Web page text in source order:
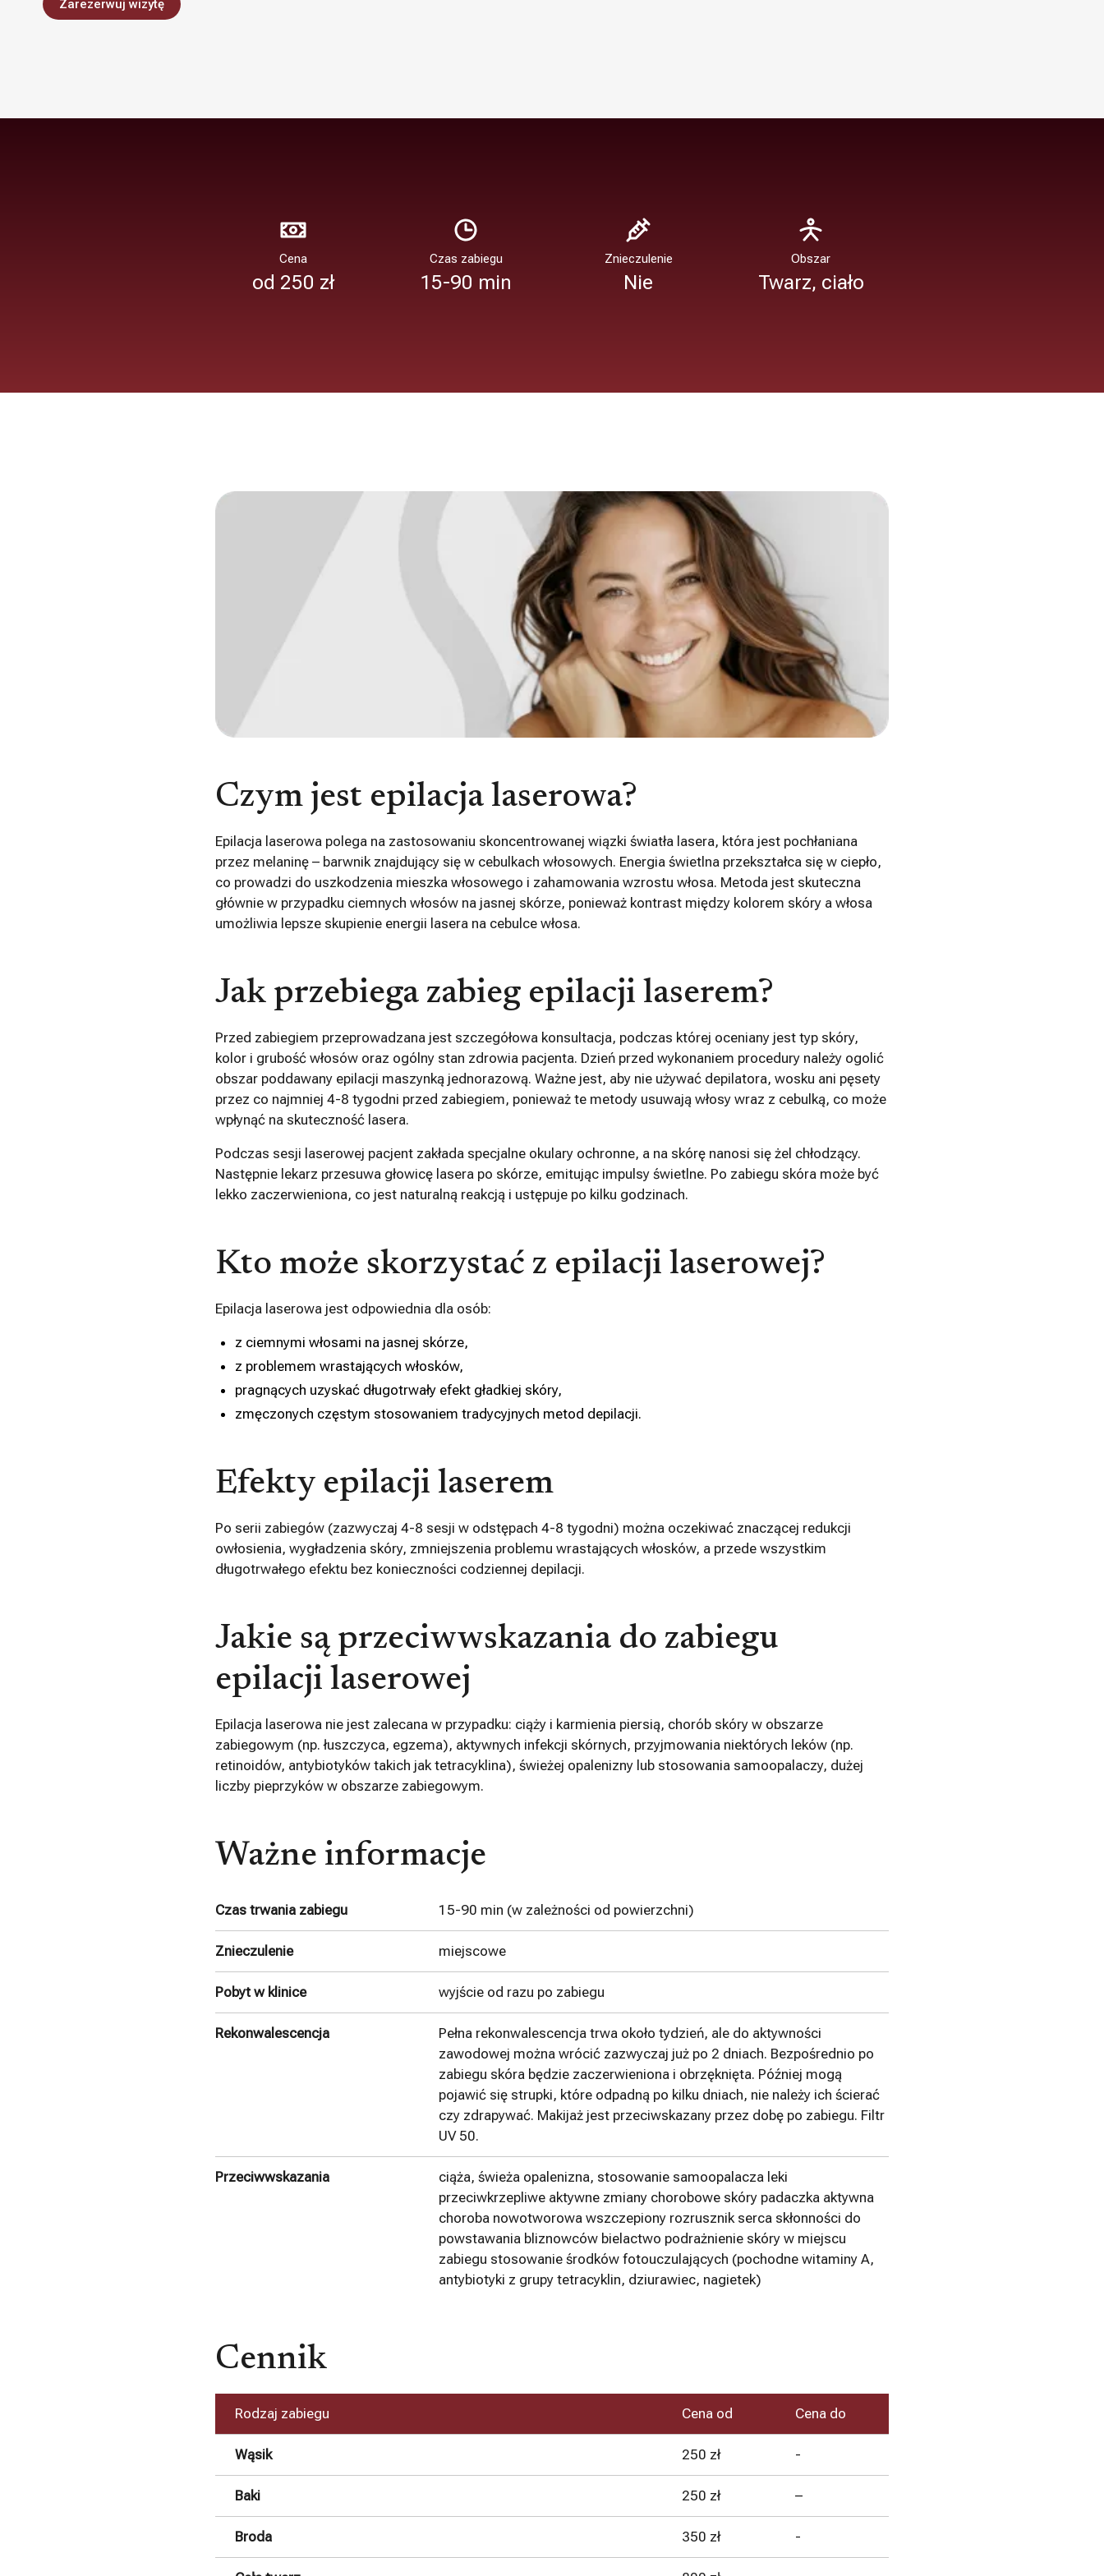
Zarezerwuj wizytę
Cena
od 250 zł
Czas zabiegu
15-90 min
Znieczulenie
Nie
Obszar
Twarz, ciało
Czym jest epilacja laserowa?
Epilacja laserowa polega na zastosowaniu skoncentrowanej wiązki światła lasera, która jest pochłaniana
przez melaninę – barwnik znajdujący się w cebulkach włosowych. Energia świetlna przekształca się w ciepło,
co prowadzi do uszkodzenia mieszka włosowego i zahamowania wzrostu włosa. Metoda jest skuteczna
głównie w przypadku ciemnych włosów na jasnej skórze, ponieważ kontrast między kolorem skóry a włosa
umożliwia lepsze skupienie energii lasera na cebulce włosa.
Jak przebiega zabieg epilacji laserem?
Przed zabiegiem przeprowadzana jest szczegółowa konsultacja, podczas której oceniany jest typ skóry,
kolor i grubość włosów oraz ogólny stan zdrowia pacjenta. Dzień przed wykonaniem procedury należy ogolić
obszar poddawany epilacji maszynką jednorazową. Ważne jest, aby nie używać depilatora, wosku ani pęsety
przez co najmniej 4-8 tygodni przed zabiegiem, ponieważ te metody usuwają włosy wraz z cebulką, co może
wpłynąć na skuteczność lasera.
Podczas sesji laserowej pacjent zakłada specjalne okulary ochronne, a na skórę nanosi się żel chłodzący.
Następnie lekarz przesuwa głowicę lasera po skórze, emitując impulsy świetlne. Po zabiegu skóra może być
lekko zaczerwieniona, co jest naturalną reakcją i ustępuje po kilku godzinach.
Kto może skorzystać z epilacji laserowej?
Epilacja laserowa jest odpowiednia dla osób:
z ciemnymi włosami na jasnej skórze,
z problemem wrastających włosków,
pragnących uzyskać długotrwały efekt gładkiej skóry,
zmęczonych częstym stosowaniem tradycyjnych metod depilacji.
Efekty epilacji laserem
Po serii zabiegów (zazwyczaj 4-8 sesji w odstępach 4-8 tygodni) można oczekiwać znaczącej redukcji
owłosienia, wygładzenia skóry, zmniejszenia problemu wrastających włosków, a przede wszystkim
długotrwałego efektu bez konieczności codziennej depilacji.
Jakie są przeciwwskazania do zabiegu
epilacji laserowej
Epilacja laserowa nie jest zalecana w przypadku: ciąży i karmienia piersią, chorób skóry w obszarze
zabiegowym (np. łuszczyca, egzema), aktywnych infekcji skórnych, przyjmowania niektórych leków (np.
retinoidów, antybiotyków takich jak tetracyklina), świeżej opalenizny lub stosowania samoopalaczy, dużej
liczby pieprzyków w obszarze zabiegowym.
Ważne informacje
Czas trwania zabiegu 15-90 min (w zależności od powierzchni)
Znieczulenie miejscowe
Pobyt w klinice wyjście od razu po zabiegu
Rekonwalescencja
Pełna rekonwalescencja trwa około tydzień, ale do aktywności
zawodowej można wrócić zazwyczaj już po 2 dniach. Bezpośrednio po
zabiegu skóra będzie zaczerwieniona i obrzęknięta. Później mogą
pojawić się strupki, które odpadną po kilku dniach, nie należy ich ścierać
czy zdrapywać. Makijaż jest przeciwskazany przez dobę po zabiegu. Filtr
UV 50.
Przeciwwskazania
ciąża, świeża opalenizna, stosowanie samoopalacza leki
przeciwkrzepliwe aktywne zmiany chorobowe skóry padaczka aktywna
choroba nowotworowa wszczepiony rozrusznik serca skłonności do
powstawania bliznowców bielactwo podrażnienie skóry w miejscu
zabiegu stosowanie środków fotouczulających (pochodne witaminy A,
antybiotyki z grupy tetracyklin, dziurawiec, nagietek)
Cennik
Rodzaj zabiegu Cena od Cena do
Wąsik 250 zł -
Baki 250 zł –
Broda 350 zł -